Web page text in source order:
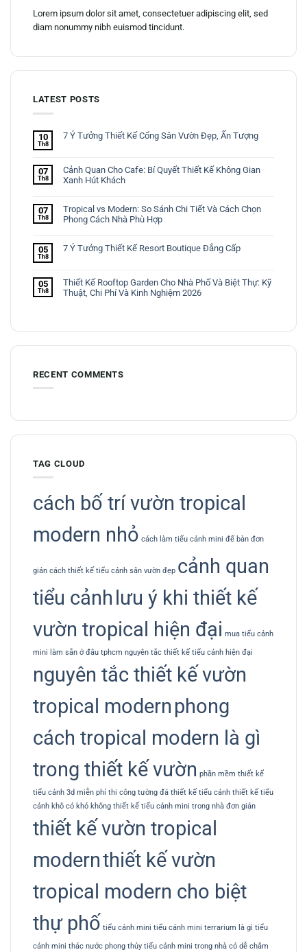
Lorem ipsum dolor sit amet, consectetuer adipiscing elit, sed
diam nonummy nibh euismod tincidunt.
LATEST POSTS
10
Th8
7 Ý Tưởng Thiết Kế Cổng Sân Vườn Đẹp, Ấn Tượng
07
Th8
Cảnh Quan Cho Cafe: Bí Quyết Thiết Kế Không Gian
Xanh Hút Khách
07
Th8
Tropical vs Modern: So Sánh Chi Tiết Và Cách Chọn
Phong Cách Nhà Phù Hợp
05
Th8
7 Ý Tưởng Thiết Kế Resort Boutique Đẳng Cấp
05
Th8
Thiết Kế Rooftop Garden Cho Nhà Phố Và Biệt Thự: Kỹ
Thuật, Chi Phí Và Kinh Nghiệm 2026
RECENT COMMENTS
TAG CLOUD
cách bố trí vườn tropical
modern nhỏ cách làm tiểu cảnh mini để bàn đơn
giản cách thiết kế tiểu cảnh sân vườn đẹp cảnh quan
tiểu cảnh lưu ý khi thiết kế
vườn tropical hiện đại mua tiểu cảnh
mini làm sẵn ở đâu tphcm nguyên tắc thiết kế tiểu cảnh hiện đại
nguyên tắc thiết kế vườn
tropical modern phong
cách tropical modern là gì
trong thiết kế vườn phần mềm thiết kế
tiểu cảnh 3d miễn phí thi công tường đá thiết kế tiểu cảnh thiết kế tiểu
cảnh khô có khó không thiết kế tiểu cảnh mini trong nhà đơn giản
thiết kế vườn tropical
modernthiết kế vườn
tropical modern cho biệt
thự phố tiểu cảnh mini tiểu cảnh mini terrarium là gì tiểu
cảnh mini thác nước phong thủy tiểu cảnh mini trong nhà có dễ chăm